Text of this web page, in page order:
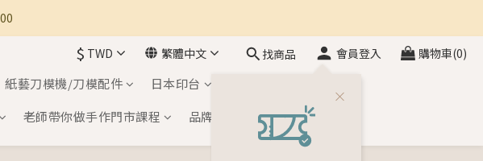
$ TWD 繁體中文 找商品 會員登入 購物車(0)
紙藝刀模機/刀模配件 日本印台
老師帶你做手作門市課程 品牌介紹 會員專區